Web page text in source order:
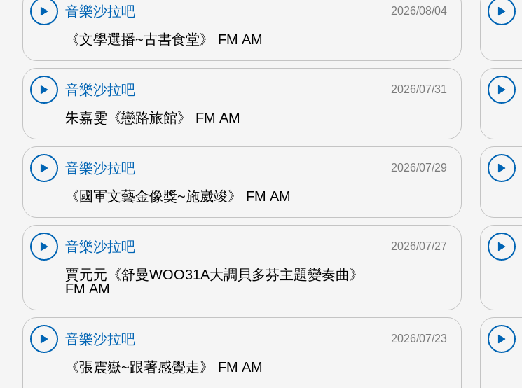
音樂沙拉吧
《文學選播~古書食堂》 FM AM
2026/08/04
音樂沙拉吧
朱嘉雯《戀路旅館》 FM AM
2026/07/31
音樂沙拉吧
《國軍文藝金像獎~施崴竣》 FM AM
2026/07/29
音樂沙拉吧
賈元元《舒曼WOO31A大調貝多芬主題變奏曲》
FM AM
2026/07/27
音樂沙拉吧
《張震嶽~跟著感覺走》 FM AM
2026/07/23